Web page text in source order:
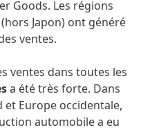
Goods. Les régions
Japon) ont généré
ventes.
ventes dans toutes les
a été très forte. Dans
Europe occidentale,
automobile a eu